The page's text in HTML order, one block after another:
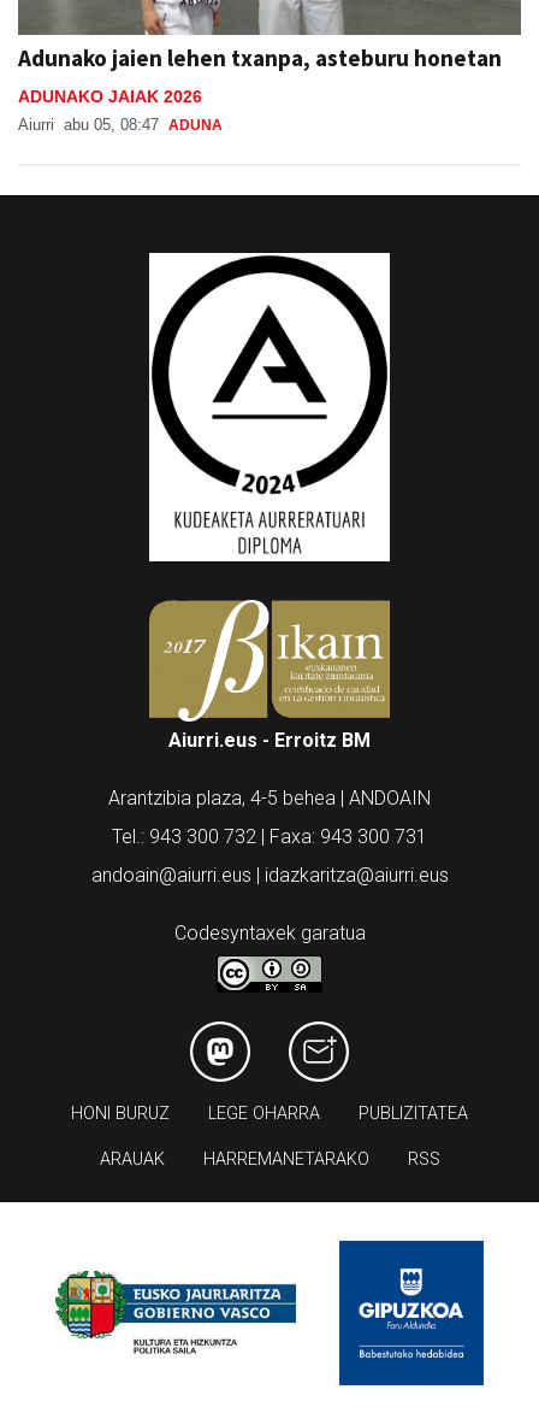
Adunako jaien lehen txanpa, asteburu honetan
ADUNAKO JAIAK 2026
Aiurri abu 05, 08:47 ADUNA
Aiurri.eus - Erroitz BM
Arantzibia plaza, 4-5 behea | ANDOAIN
Tel.: 943 300 732 | Faxa: 943 300 731
andoain@aiurri.eus | idazkaritza@aiurri.eus
Codesyntaxek garatua
HONI BURUZ LEGE OHARRA PUBLIZITATEA
ARAUAK HARREMANETARAKO RSS